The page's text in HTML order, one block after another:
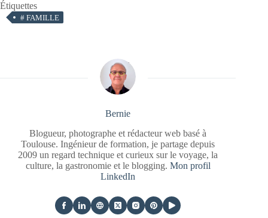
Étiquettes
# FAMILLE
Bernie
Blogueur, photographe et rédacteur web basé à
Toulouse. Ingénieur de formation, je partage depuis
2009 un regard technique et curieux sur le voyage, la
culture, la gastronomie et le blogging. Mon profil
LinkedIn